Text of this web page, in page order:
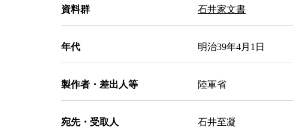
資料群 石井家文書
年代 明治39年4月1日
製作者・差出人等 陸軍省
宛先・受取人 石井至凝